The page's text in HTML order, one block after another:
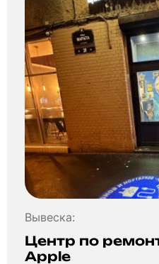
Вывеска:
Центр по
Apple